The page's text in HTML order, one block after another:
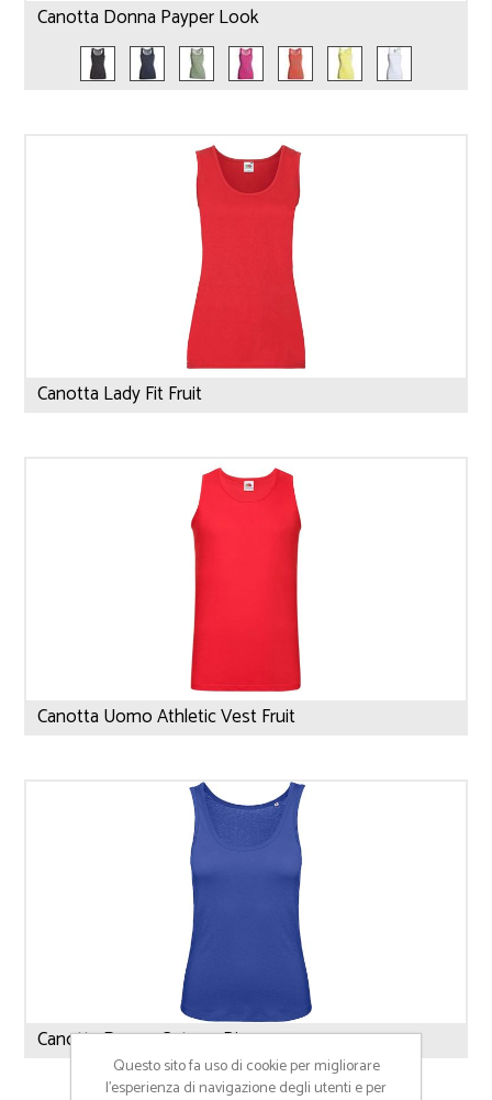
Canotta Donna Payper Look
Canotta Lady Fit Fruit
Canotta Uomo Athletic Vest Fruit
Canotta Donna Cotone Bio
Questo sito fa uso di cookie per migliorare
l’esperienza di navigazione degli utenti e per